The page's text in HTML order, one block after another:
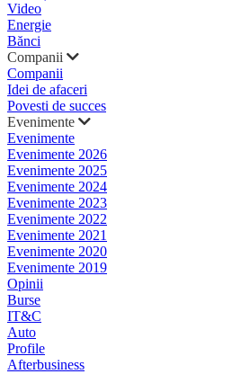
Video
Energie
Bănci
Companii
Companii
Idei de afaceri
Povesti de succes
Evenimente
Evenimente
Evenimente 2026
Evenimente 2025
Evenimente 2024
Evenimente 2023
Evenimente 2022
Evenimente 2021
Evenimente 2020
Evenimente 2019
Opinii
Burse
IT&C
Auto
Profile
Afterbusiness